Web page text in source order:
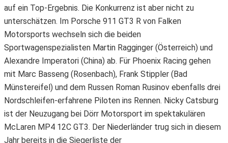
auf ein Top-Ergebnis. Die Konkurrenz ist aber nicht zu
unterschätzen. Im Porsche 911 GT3 R von Falken
Motorsports wechseln sich die beiden
Sportwagenspezialisten Martin Ragginger (Österreich) und
Alexandre Imperatori (China) ab. Für Phoenix Racing gehen
mit Marc Basseng (Rosenbach), Frank Stippler (Bad
Münstereifel) und dem Russen Roman Rusinov ebenfalls drei
Nordschleifen-erfahrene Piloten ins Rennen. Nicky Catsburg
ist der Neuzugang bei Dörr Motorsport im spektakulären
McLaren MP4 12C GT3. Der Niederländer trug sich in diesem
Jahr bereits in die Siegerliste der